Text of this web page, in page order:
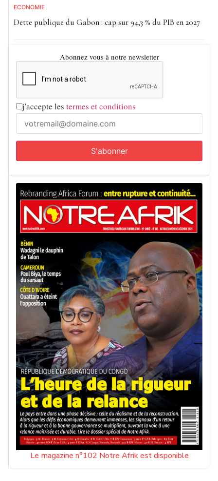
ECONOMIE
Dette publique du Gabon : cap sur 94,3 % du PIB en 2027
Abonnez vous à notre newsletter
j'accepte les termes et conditions
Le magazine n°102 Notre Afrik est disponible